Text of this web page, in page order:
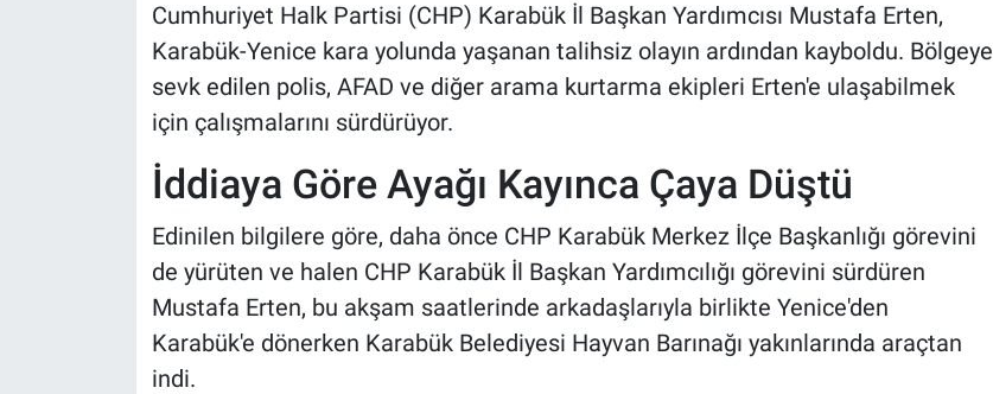
Cumhuriyet Halk Partisi (CHP) Karabük İl Başkan Yardımcısı Mustafa Erten,
Karabük-Yenice kara yolunda yaşanan talihsiz olayın ardından kayboldu. Bölgeye
sevk edilen polis, AFAD ve diğer arama kurtarma ekipleri Erten'e ulaşabilmek
için çalışmalarını sürdürüyor.
İddiaya Göre Ayağı Kayınca Çaya Düştü
Edinilen bilgilere göre, daha önce CHP Karabük Merkez İlçe Başkanlığı görevini
de yürüten ve halen CHP Karabük İl Başkan Yardımcılığı görevini sürdüren
Mustafa Erten, bu akşam saatlerinde arkadaşlarıyla birlikte Yenice'den
Karabük'e dönerken Karabük Belediyesi Hayvan Barınağı yakınlarında araçtan
indi.